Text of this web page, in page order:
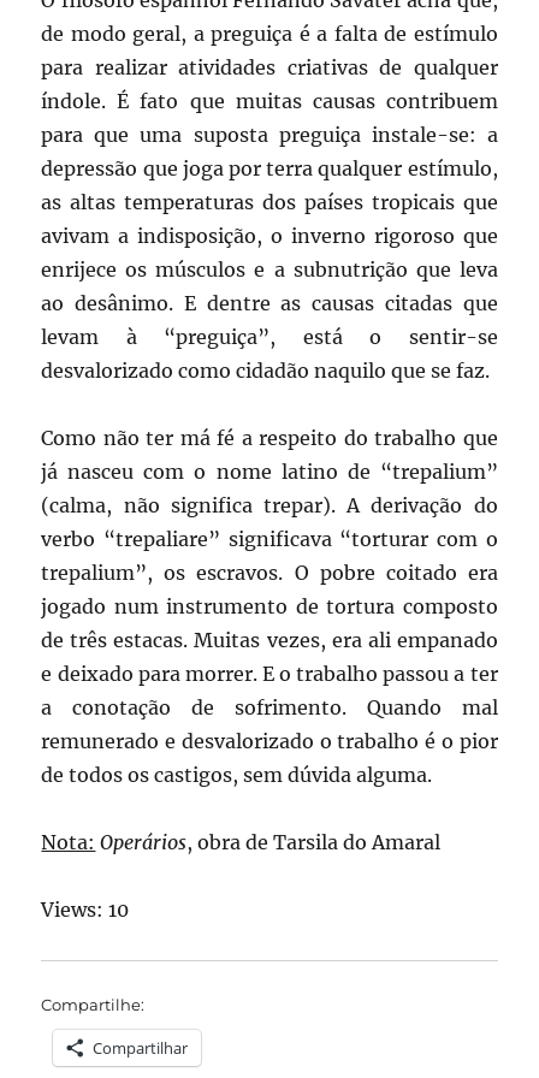
de modo geral, a preguiça é a falta de estímulo
para realizar atividades criativas de qualquer
índole. É fato que muitas causas contribuem
para que uma suposta preguiça instale-se: a
depressão que joga por terra qualquer estímulo,
as altas temperaturas dos países tropicais que
avivam a indisposição, o inverno rigoroso que
enrijece os músculos e a subnutrição que leva
ao desânimo. E dentre as causas citadas que
levam à “preguiça”, está o sentir-se
desvalorizado como cidadão naquilo que se faz.
Como não ter má fé a respeito do trabalho que
já nasceu com o nome latino de “trepalium”
(calma, não significa trepar). A derivação do
verbo “trepaliare” significava “torturar com o
trepalium”, os escravos. O pobre coitado era
jogado num instrumento de tortura composto
de três estacas. Muitas vezes, era ali empanado
e deixado para morrer. E o trabalho passou a ter
a conotação de sofrimento. Quando mal
remunerado e desvalorizado o trabalho é o pior
de todos os castigos, sem dúvida alguma.
Nota: Operários, obra de Tarsila do Amaral
Views: 10
Compartilhe:
Compartilhar